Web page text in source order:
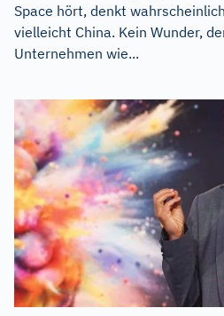
Space hört, denkt
vielleicht China. Kein Wunder,
Unternehmen wie...